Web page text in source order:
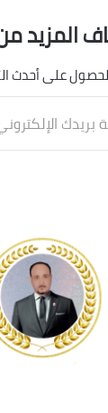
المزيد
على أحدث